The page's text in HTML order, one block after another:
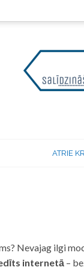
ATRIE
Nevajag ilgi
internetā –